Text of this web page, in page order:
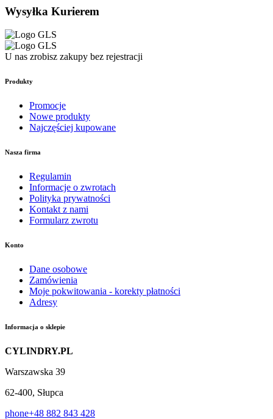
Wysyłka Kurierem
U nas zrobisz zakupy bez rejestracji
Produkty
Promocje
Nowe produkty
Najczęściej kupowane
Nasza firma
Regulamin
Informacje o zwrotach
Polityka prywatności
Kontakt z nami
Formularz zwrotu
Konto
Dane osobowe
Zamówienia
Moje pokwitowania - korekty płatności
Adresy
Informacja o sklepie
CYLINDRY.PL
Warszawska 39
62-400, Słupca
phone+48 882 843 428